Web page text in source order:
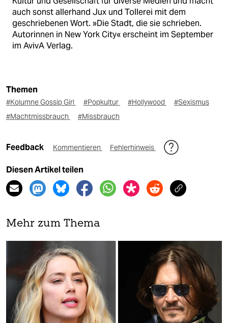
auch sonst allerhand Jux und Tollerei mit dem
geschriebenen Wort. »Die Stadt, die sie schrieben.
Autorinnen in New York City« erscheint im September
im AvivA Verlag.
Themen
#Kolumne Gossip Girl #Popkultur #Hollywood
#Sexismus
#Machtmissbrauch
#Missbrauch
Feedback Kommentieren Fehlerhinweis
Diesen Artikel teilen
Mehr zum Thema